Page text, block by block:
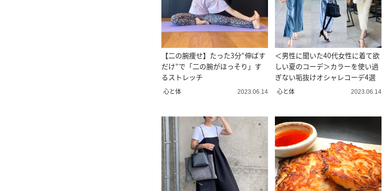
【二の腕痩せ】たった3分“伸ばす
だけ”で「二の腕がほっそり」す
るストレッチ
心と体 2023.06.14
＜男性に聞いた40代女性に着て欲
しい夏のコーデ＞カラーを使い過
ぎない垢抜けオシャレコーデ4選
心と体 2023.06.14